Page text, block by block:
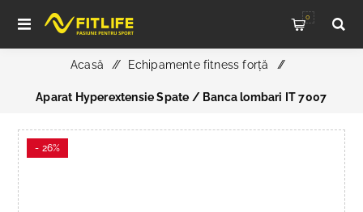
0
Acasă / Echipamente fitness forță /
Aparat Hyperextensie Spate / Banca lombari IT 7007
- 26%